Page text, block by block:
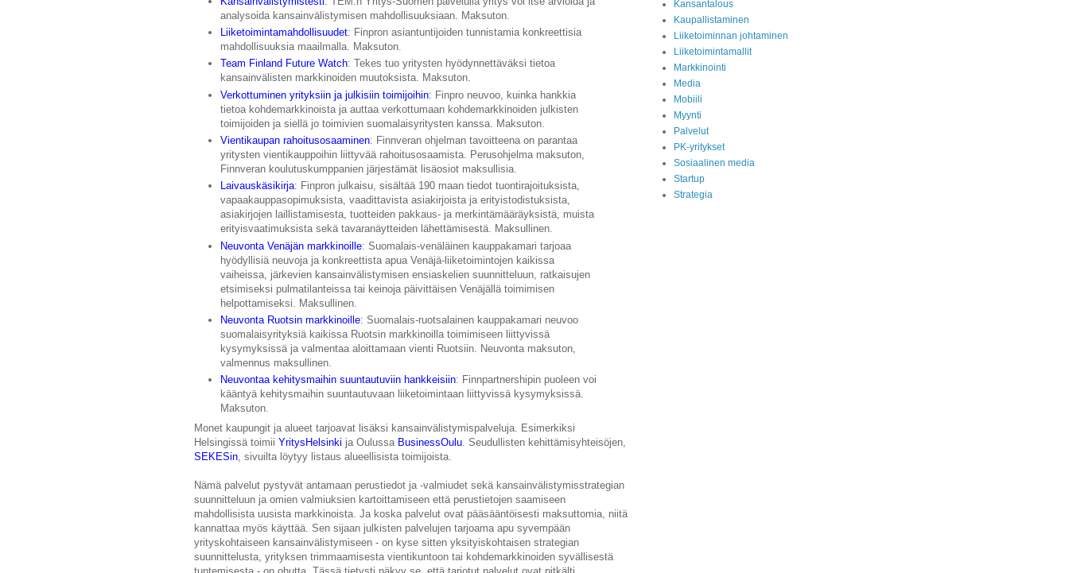
analysoida kansainvälistymisen mahdollisuuksiaan. Maksuton.
Liiketoimintamahdollisuudet: Finpron asiantuntijoiden tunnistamia konkreettisia
mahdollisuuksia maailmalla. Maksuton.
Team Finland Future Watch: Tekes tuo yritysten hyödynnettäväksi tietoa
kansainvälisten markkinoiden muutoksista. Maksuton.
Verkottuminen yrityksiin ja julkisiin toimijoihin: Finpro neuvoo, kuinka hankkia
tietoa kohdemarkkinoista ja auttaa verkottumaan kohdemarkkinoiden julkisten
toimijoiden ja siellä jo toimivien suomalaisyritysten kanssa. Maksuton.
Vientikaupan rahoitusosaaminen: Finnveran ohjelman tavoitteena on parantaa
yritysten vientikauppoihin liittyvää rahoitusosaamista. Perusohjelma maksuton,
Finnveran koulutuskumppanien järjestämät lisäosiot maksullisia.
Laivauskäsikirja: Finpron julkaisu, sisältää 190 maan tiedot tuontirajoituksista,
vapaakauppasopimuksista, vaadittavista asiakirjoista ja erityistodistuksista,
asiakirjojen laillistamisesta, tuotteiden pakkaus- ja merkintämääräyksistä, muista
erityisvaatimuksista sekä tavaranäytteiden lähettämisestä. Maksullinen.
Neuvonta Venäjän markkinoille: Suomalais-venäläinen kauppakamari tarjoaa
hyödyllisiä neuvoja ja konkreettista apua Venäjä-liiketoimintojen kaikissa
vaiheissa, järkevien kansainvälistymisen ensiaskelien suunnitteluun, ratkaisujen
etsimiseksi pulmatilanteissa tai keinoja päivittäisen Venäjällä toimimisen
helpottamiseksi. Maksullinen.
Neuvonta Ruotsin markkinoille: Suomalais-ruotsalainen kauppakamari neuvoo
suomalaisyrityksiä kaikissa Ruotsin markkinoilla toimimiseen liittyvissä
kysymyksissä ja valmentaa aloittamaan vienti Ruotsiin. Neuvonta maksuton,
valmennus maksullinen.
Neuvontaa kehitysmaihin suuntautuviin hankkeisiin: Finnpartnershipin puoleen voi
kääntyä kehitysmaihin suuntautuvaan liiketoimintaan liittyvissä kysymyksissä.
Maksuton.
Monet kaupungit ja alueet tarjoavat lisäksi kansainvälistymispalveluja. Esimerkiksi
Helsingissä toimii YritysHelsinki ja Oulussa BusinessOulu . Seudullisten kehittämisyhteisöjen,
SEKESin , sivuilta löytyy listaus alueellisista toimijoista.
Nämä palvelut pystyvät antamaan perustiedot ja -valmiudet sekä kansainvälistymisstrategian
suunnitteluun ja omien valmiuksien kartoittamiseen että perustietojen saamiseen
mahdollisista uusista markkinoista. Ja koska palvelut ovat pääsääntöisesti maksuttomia, niitä
kannattaa myös käyttää. Sen sijaan julkisten palvelujen tarjoama apu syvempään
yrityskohtaiseen kansainvälistymiseen - on kyse sitten yksityiskohtaisen strategian
suunnittelusta, yrityksen trimmaamisesta vientikuntoon tai kohdemarkkinoiden syvällisestä
Kansantalous
Kaupallistaminen
Liiketoiminnan johtaminen
Liiketoimintamallit
Markkinointi
Media
Mobiili
Myynti
Palvelut
PK-yritykset
Sosiaalinen media
Startup
Strategia